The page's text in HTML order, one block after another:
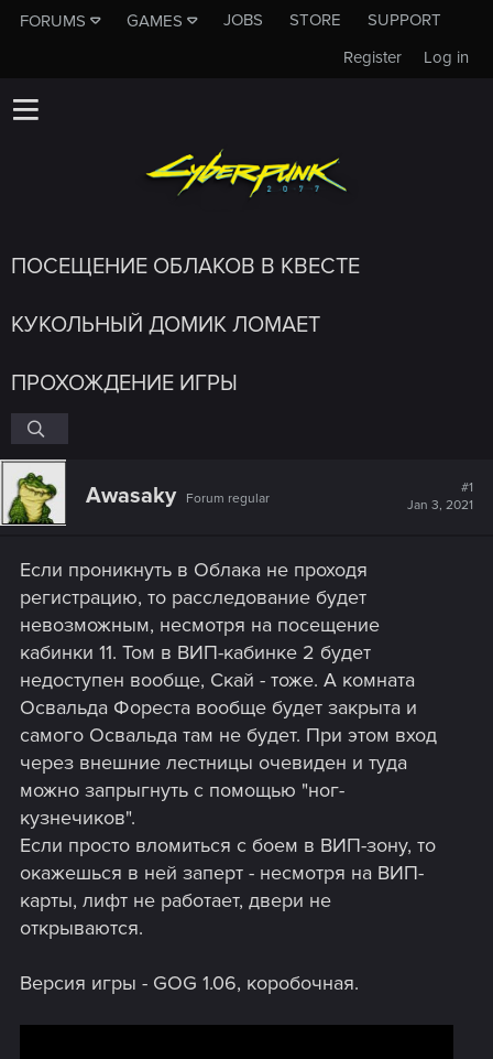
FORUMS GAMES JOBS STORE
SUPPORT
Log in
Register
ПОСЕЩЕНИЕ ОБЛАКОВ В КВЕСТЕ
КУКОЛЬНЫЙ ДОМИК ЛОМАЕТ
ПРОХОЖДЕНИЕ ИГРЫ
Awasaky Forum regular
#1
Jan 3, 2021
Если проникнуть в Облака не проходя
регистрацию, то расследование будет
невозможным, несмотря на посещение
кабинки 11. Том в ВИП-кабинке 2 будет
недоступен вообще, Скай - тоже. А комната
Освальда Фореста вообще будет закрыта и
самого Освальда там не будет. При этом вход
через внешние лестницы очевиден и туда
можно запрыгнуть с помощью "ног-
кузнечиков".
Если просто вломиться с боем в ВИП-зону, то
окажешься в ней заперт - несмотря на ВИП-
карты, лифт не работает, двери не
открываются.
Версия игры - GOG 1.06, коробочная.